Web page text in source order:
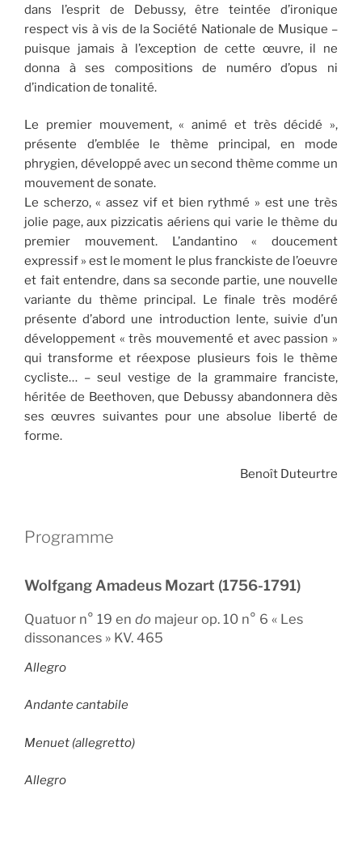
dans l’esprit de Debussy, être teintée d’ironique
respect vis à vis de la Société Nationale de Musique –
puisque jamais à l’exception de cette œuvre, il ne
donna à ses compositions de numéro d’opus ni
d’indication de tonalité.
Le premier mouvement, « animé et très décidé »,
présente d’emblée le thème principal, en mode
phrygien, développé avec un second thème comme un
mouvement de sonate.
Le scherzo, « assez vif et bien rythmé » est une très
jolie page, aux pizzicatis aériens qui varie le thème du
premier mouvement. L’andantino « doucement
expressif » est le moment le plus franckiste de l’oeuvre
et fait entendre, dans sa seconde partie, une nouvelle
variante du thème principal. Le finale très modéré
présente d’abord une introduction lente, suivie d’un
développement « très mouvementé et avec passion »
qui transforme et réexpose plusieurs fois le thème
cycliste… – seul vestige de la grammaire franciste,
héritée de Beethoven, que Debussy abandonnera dès
ses œuvres suivantes pour une absolue liberté de
forme.
Benoît Duteurtre
Programme
Wolfgang Amadeus Mozart (1756-1791)
Quatuor n° 19 en do majeur op. 10 n° 6 « Les
dissonances » KV. 465
Allegro
Andante cantabile
Menuet (allegretto)
Allegro